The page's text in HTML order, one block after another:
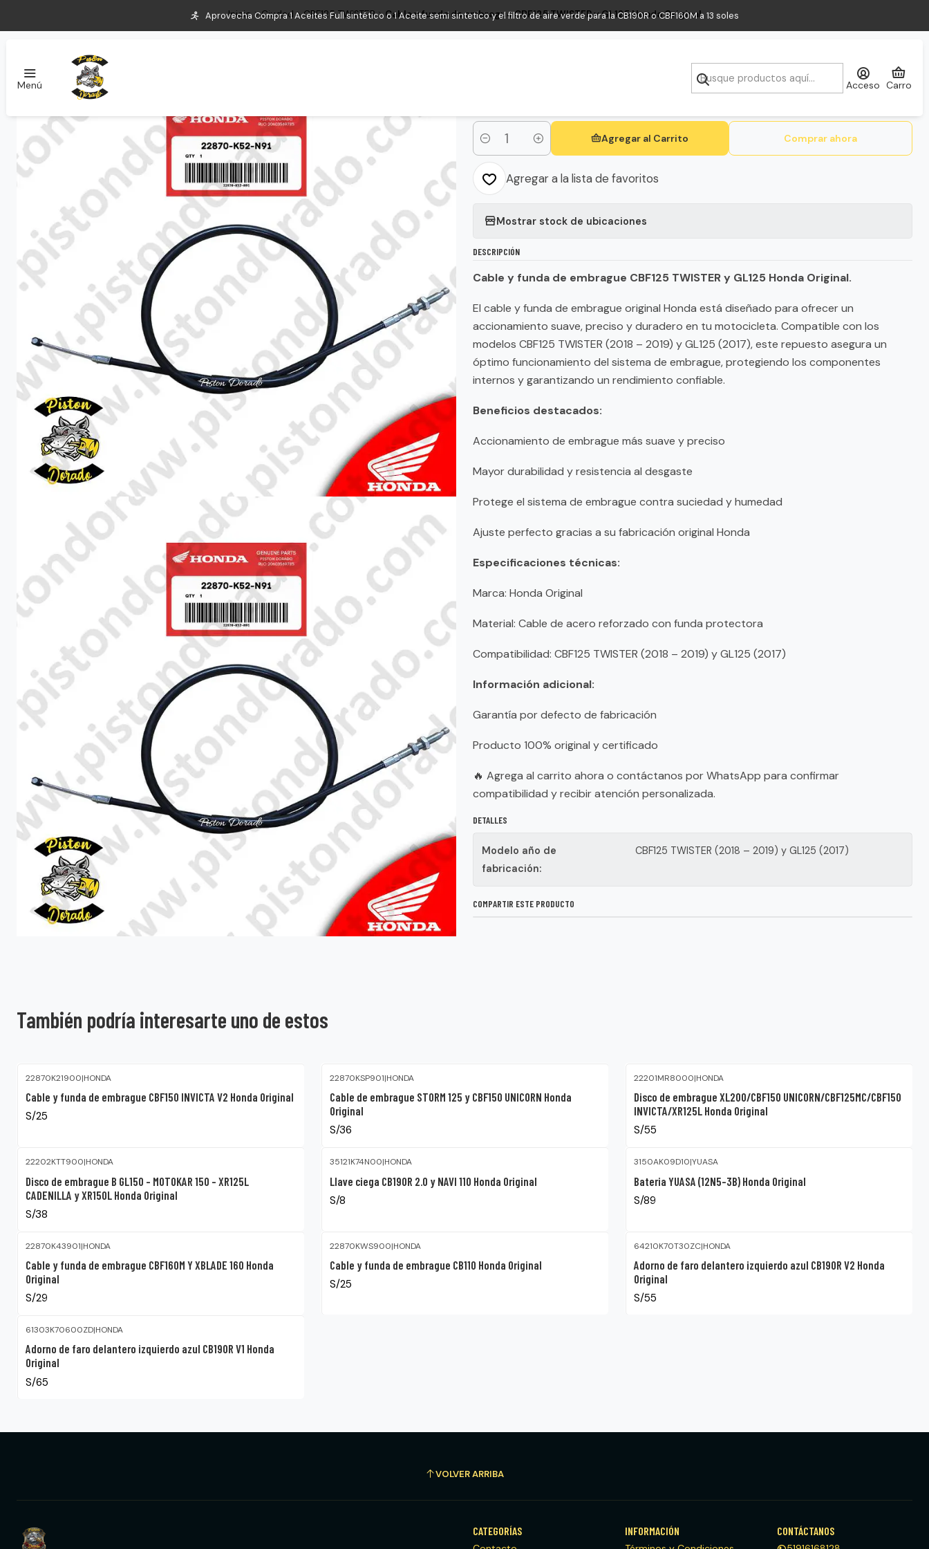
Menú Acceso Carro
Aprovecha Compra 1 Aceites Full sintético o 1 Aceite semi sintetico y el filtro de aire verde para la CB190R o CBF160M a 13 soles
Inicio Ciudad CBF125 TWISTER Cable y funda de embrague CBF125 TWISTER y GL125 Honda Original
Cable y funda de embrague CBF125 TWISTER y GL125
Cantidad
Agregar al Carrito Comprar ahora
Agregar a la lista de favoritos
Mostrar stock de ubicaciones
DESCRIPCIÓN
Cable y funda de embrague CBF125 TWISTER y GL125 Honda Original.
El cable y funda de embrague original Honda está diseñado para ofrecer un
accionamiento suave, preciso y duradero en tu motocicleta. Compatible con los
modelos CBF125 TWISTER (2018 – 2019) y GL125 (2017), este repuesto asegura un
óptimo funcionamiento del sistema de embrague, protegiendo los componentes
internos y garantizando un rendimiento confiable.
Beneficios destacados:
Accionamiento de embrague más suave y preciso
Mayor durabilidad y resistencia al desgaste
Protege el sistema de embrague contra suciedad y humedad
Ajuste perfecto gracias a su fabricación original Honda
Especificaciones técnicas:
Marca: Honda Original
Material: Cable de acero reforzado con funda protectora
Compatibilidad: CBF125 TWISTER (2018 – 2019) y GL125 (2017)
Información adicional:
Garantía por defecto de fabricación
Producto 100% original y certificado
🔥 Agrega al carrito ahora o contáctanos por WhatsApp para confirmar
compatibilidad y recibir atención personalizada.
DETALLES
Modelo año de
fabricación:
CBF125 TWISTER (2018 – 2019) y GL125 (2017)
COMPARTIR ESTE PRODUCTO
También podría interesarte uno de estos
22870K21900|HONDA
Cable y funda de embrague CBF150 INVICTA V2 Honda Original
S/25
22870KSP901|HONDA
Cable de embrague STORM 125 y CBF150 UNICORN Honda
Original
S/36
22201MR8000|HONDA
Disco de embrague XL200/CBF150 UNICORN/CBF125MC/CBF150
INVICTA/XR125L Honda Original
S/55
22202KTT900|HONDA
Disco de embrague B GL150 – MOTOKAR 150 – XR125L
CADENILLA y XR150L Honda Original
S/38
35121K74N00|HONDA
Llave ciega CB190R 2.0 y NAVI 110 Honda Original
S/8
3150AK09D10|YUASA
Bateria YUASA (12N5-3B) Honda Original
S/89
22870K43901|HONDA
Cable y funda de embrague CBF160M Y XBLADE 160 Honda
Original
S/29
22870KWS900|HONDA
Cable y funda de embrague CB110 Honda Original
S/25
64210K70T30ZC|HONDA
Adorno de faro delantero izquierdo azul CB190R V2 Honda
Original
S/55
61303K70600ZD|HONDA
Adorno de faro delantero izquierdo azul CB190R V1 Honda
Original
S/65
VOLVER ARRIBA
CATEGORÍAS INFORMACIÓN CONTÁCTANOS